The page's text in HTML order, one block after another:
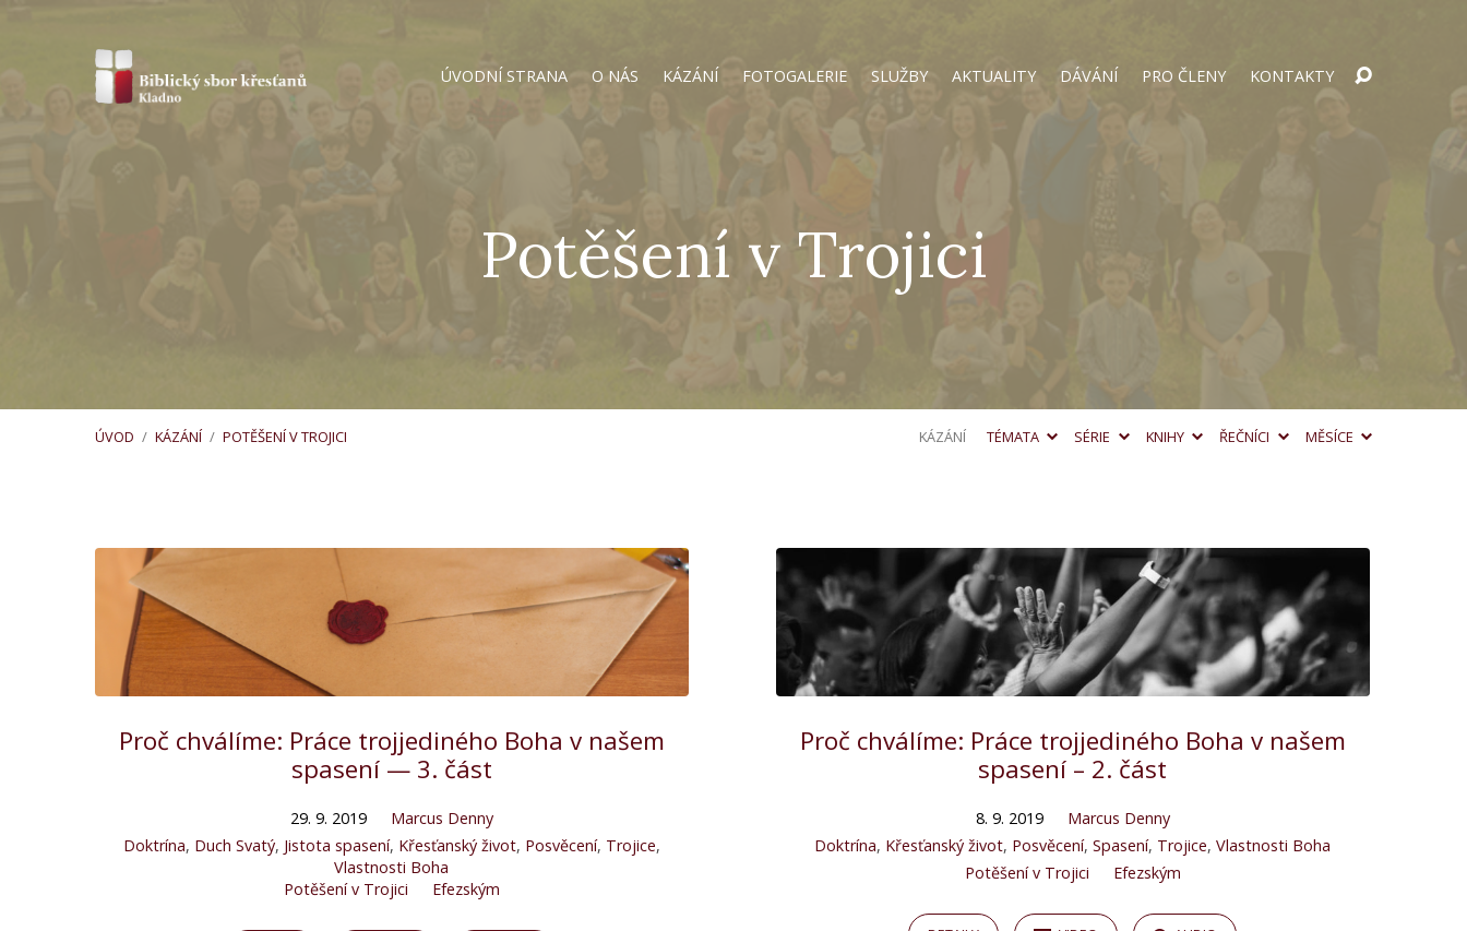
ÚVODNÍ STRANA O NÁS KÁZÁNÍ FOTOGALERIE SLUŽBY AKTUALITY DÁVÁNÍ PRO ČLENY KONTAKTY
Potěšení v Trojici
ÚVOD / KÁZÁNÍ / POTĚŠENÍ V TROJICI KÁZÁNÍ TÉMATA SÉRIE KNIHY ŘEČNÍCI MĚSÍCE
Potěšení
Trojici
Proč chválíme: Práce trojjediného Boha v našem
spasení — 3. část
29. 9. 2019
Marcus Denny
Doktrína, Duch Svatý, Jistota spasení, Křesťanský život, Posvěcení, Trojice,
Vlastnosti Boha
Potěšení v Trojici
Efezským
Proč chválíme: Práce trojjediného Boha v našem
spasení – 2. část
8. 9. 2019
Marcus Denny
Doktrína, Křesťanský život, Posvěcení,Spasení, Trojice,Vlastnosti Boha
Potěšení v Trojici
Efezským